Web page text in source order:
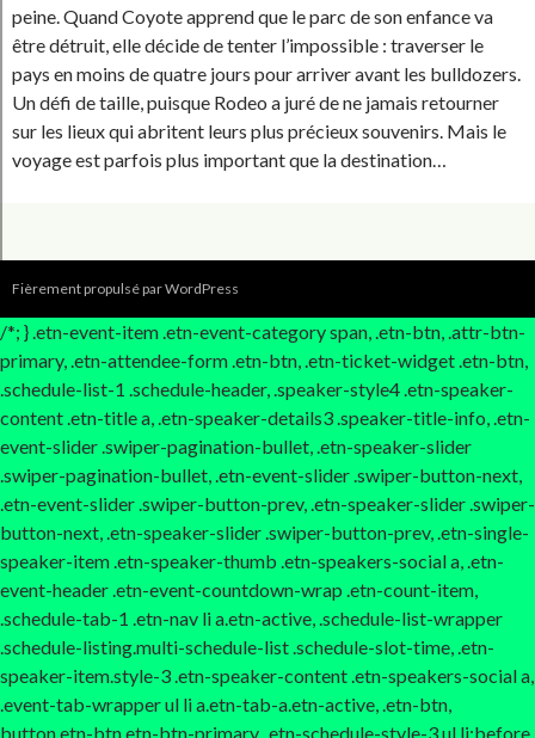
peine. Quand Coyote apprend que le parc de son enfance va
être détruit, elle décide de tenter l’impossible : traverser le
pays en moins de quatre jours pour arriver avant les bulldozers.
Un défi de taille, puisque Rodeo a juré de ne jamais retourner
sur les lieux qui abritent leurs plus précieux souvenirs. Mais le
voyage est parfois plus important que la destination…
Fièrement propulsé par WordPress
/*; } .etn-event-item .etn-event-category span, .etn-btn, .attr-btn-
primary, .etn-attendee-form .etn-btn, .etn-ticket-widget .etn-btn,
.schedule-list-1 .schedule-header, .speaker-style4 .etn-speaker-
content .etn-title a, .etn-speaker-details3 .speaker-title-info, .etn-
event-slider .swiper-pagination-bullet, .etn-speaker-slider
.swiper-pagination-bullet, .etn-event-slider .swiper-button-next,
.etn-event-slider .swiper-button-prev, .etn-speaker-slider .swiper-
button-next, .etn-speaker-slider .swiper-button-prev, .etn-single-
speaker-item .etn-speaker-thumb .etn-speakers-social a, .etn-
event-header .etn-event-countdown-wrap .etn-count-item,
.schedule-tab-1 .etn-nav li a.etn-active, .schedule-list-wrapper
.schedule-listing.multi-schedule-list .schedule-slot-time, .etn-
speaker-item.style-3 .etn-speaker-content .etn-speakers-social a,
.event-tab-wrapper ul li a.etn-tab-a.etn-active, .etn-btn,
button.etn-btn.etn-btn-primary, .etn-schedule-style-3 ul li:before,